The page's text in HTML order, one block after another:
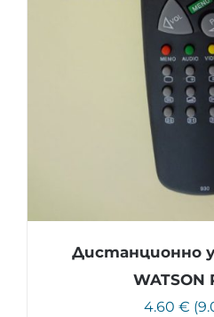
Дистанционно
WATSON
4.60 €